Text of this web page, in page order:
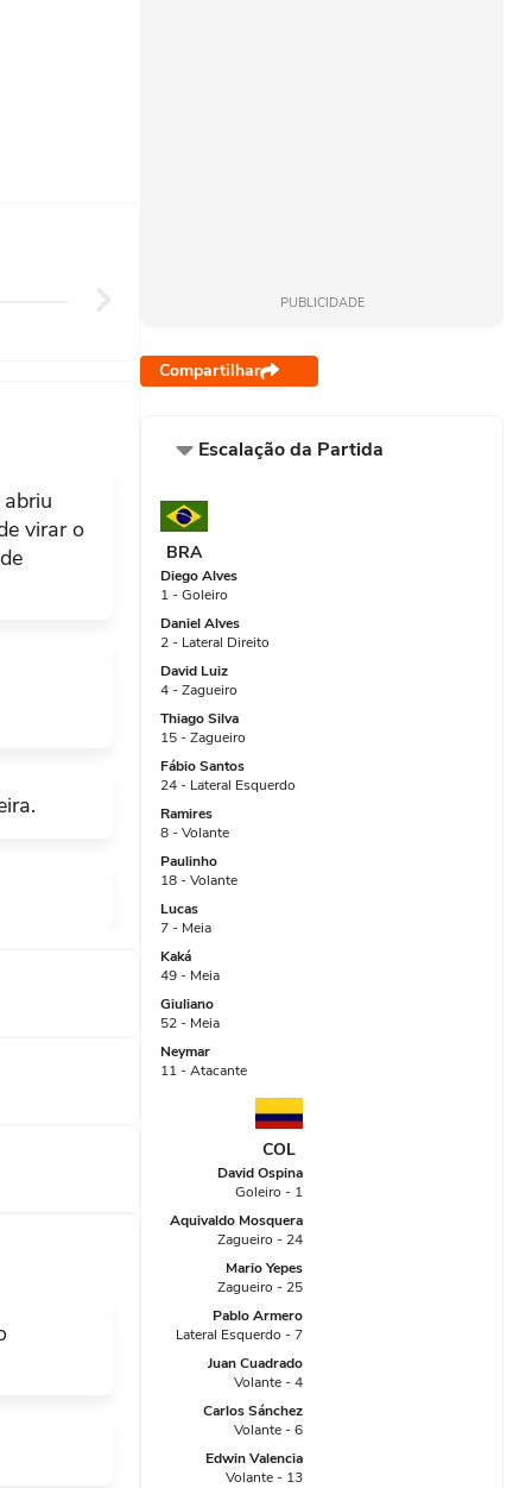
virar o
gols a
placar.
PUBLICIDADE
Compartilhar
Escalação da Partida
BRA
Diego Alves
1 - Goleiro
Daniel Alves
2 - Lateral Direito
David Luiz
4 - Zagueiro
Thiago Silva
15 - Zagueiro
Fábio Santos
24 - Lateral Esquerdo
Ramires
8 - Volante
Paulinho
18 - Volante
Lucas
7 - Meia
Kaká
49 - Meia
Giuliano
52 - Meia
Neymar
11 - Atacante
COL
David Ospina
Goleiro - 1
Aquivaldo Mosquera
Zagueiro - 24
Mario Yepes
Zagueiro - 25
Pablo Armero
Lateral Esquerdo - 7
Juan Cuadrado
Volante - 4
Carlos Sánchez
Volante - 6
Edwin Valencia
Volante - 13